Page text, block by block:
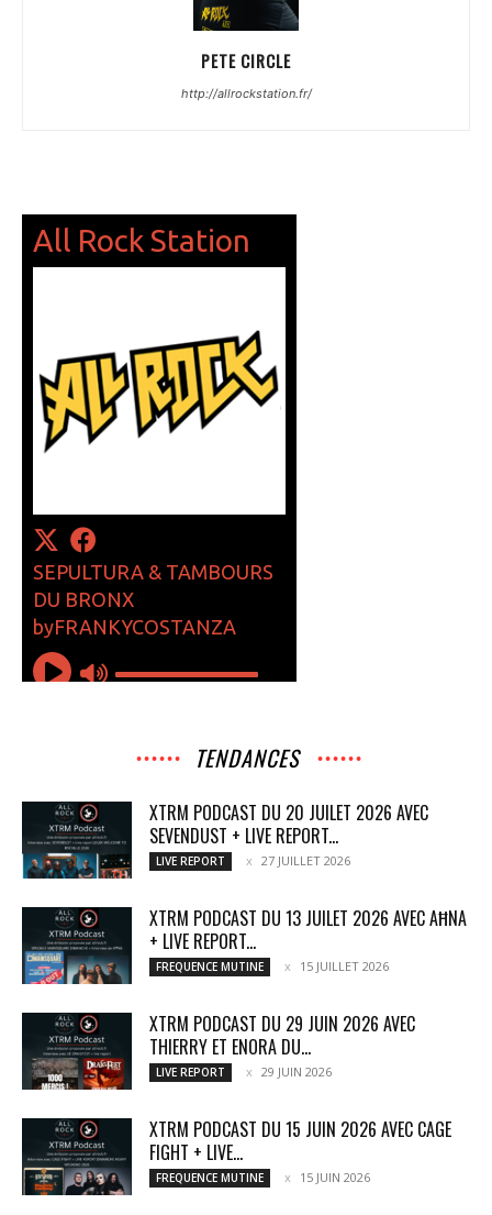
PETE CIRCLE
http://allrockstation.fr/
TENDANCES
XTRM PODCAST DU 20 JUILET 2026 AVEC
SEVENDUST + LIVE REPORT...
LIVE REPORT 27 JUILLET 2026
XTRM PODCAST DU 13 JUILET 2026 AVEC AĦNA
+ LIVE REPORT...
FREQUENCE MUTINE 15 JUILLET 2026
XTRM PODCAST DU 29 JUIN 2026 AVEC
THIERRY ET ENORA DU...
LIVE REPORT 29 JUIN 2026
XTRM PODCAST DU 15 JUIN 2026 AVEC CAGE
FIGHT + LIVE...
FREQUENCE MUTINE 15 JUIN 2026